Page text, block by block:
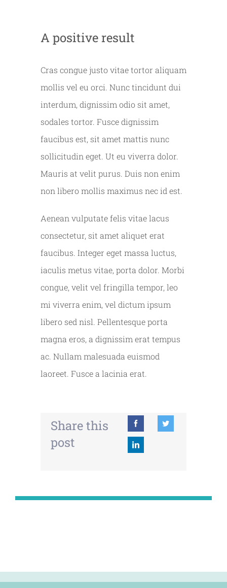
A positive result
Cras congue justo vitae tortor aliquam
mollis vel eu orci. Nunc tincidunt dui
interdum, dignissim odio sit amet,
sodales tortor. Fusce dignissim
faucibus est, sit amet mattis nunc
sollicitudin eget. Ut eu viverra dolor.
Mauris at velit purus. Duis non enim
non libero mollis maximus nec id est.
Aenean vulputate felis vitae lacus
consectetur, sit amet aliquet erat
faucibus. Integer eget massa luctus,
iaculis metus vitae, porta dolor. Morbi
congue, velit vel fringilla tempor, leo
mi viverra enim, vel dictum ipsum
libero sed nisl. Pellentesque porta
magna eros, a dignissim erat tempus
ac. Nullam malesuada euismod
laoreet. Fusce a lacinia erat.
Share this
post